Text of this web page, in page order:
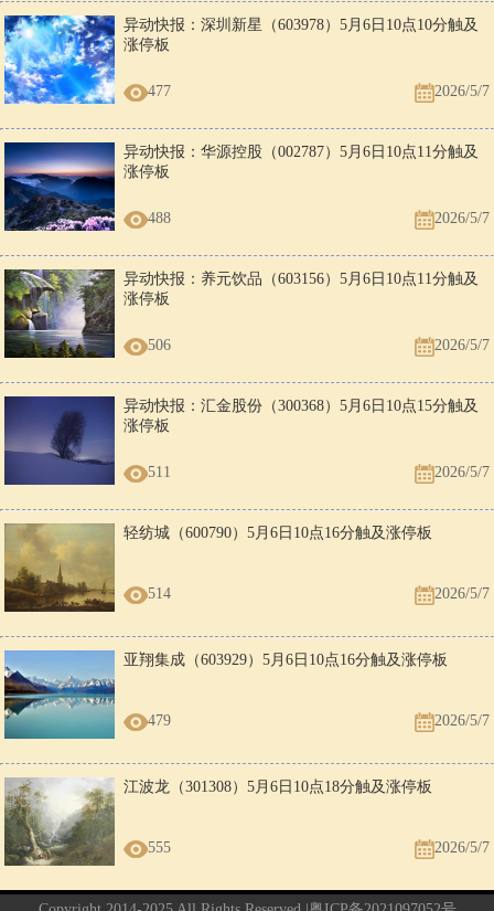
异动快报：深圳新星（603978）5月6日10点10分触及
涨停板
477 2026/5/7
异动快报：华源控股（002787）5月6日10点11分触及
涨停板
488 2026/5/7
异动快报：养元饮品（603156）5月6日10点11分触及
涨停板
506 2026/5/7
异动快报：汇金股份（300368）5月6日10点15分触及
涨停板
511 2026/5/7
轻纺城（600790）5月6日10点16分触及涨停板
514 2026/5/7
亚翔集成（603929）5月6日10点16分触及涨停板
479 2026/5/7
江波龙（301308）5月6日10点18分触及涨停板
555 2026/5/7